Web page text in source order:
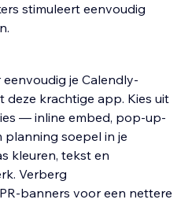
stimuleert eenvoudig
je Calendly-
deze krachtige app. Kies uit
— inline embed, pop-up-
soepel in je
kleuren, tekst en
Verberg
banners voor een nettere